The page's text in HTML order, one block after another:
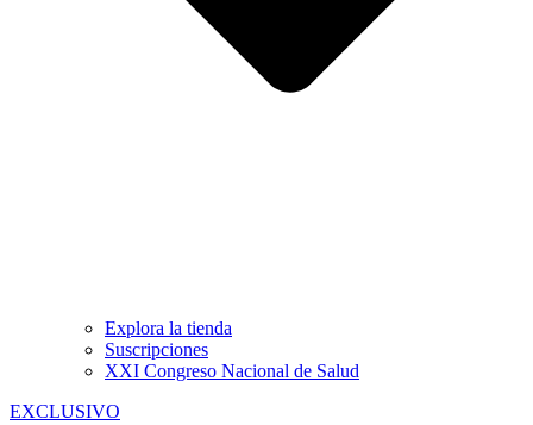
Explora la tienda
Suscripciones
XXI Congreso Nacional de Salud
EXCLUSIVO